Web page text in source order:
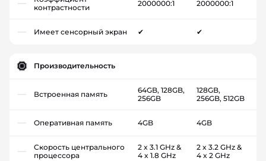
контрастности
2000000:1 2000000:1
Имеет сенсорный экран ✔ ✔
Производительность
Встроенная память
64GB, 128GB,
256GB
128GB,
256GB, 512GB
Оперативная память 4GB 4GB
Скорость центрального
процессора
2 x 3.1 GHz &
4 x 1.8 GHz
2 x 3.2 GHz &
4 x 2 GHz